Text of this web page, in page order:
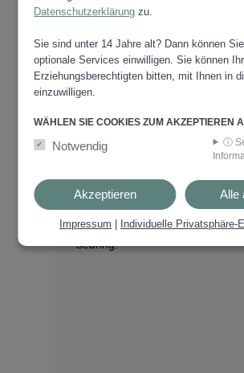
SEBRING
GMBH
Tel.:
+43 (0)3142
Mail:
Web:
www.sebring.at
Erfahren Sie mehr über die
Sebring!
Datenschutzerklärung zu.
Sie sind unter 14 Jahre alt? Dann können
optionale Services einwilligen. Sie können
Erziehungsberechtigten bitten, mit Ihnen in
einzuwilligen.
WÄHLEN SIE COOKIES ZUM AKZEPTIEREN
Notwendig
ⓘ
Akzeptieren Alle
Impressum | Individuelle Privatsphäre-